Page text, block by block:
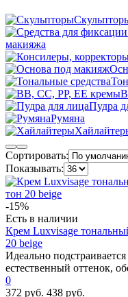
макияжа
Пудра
Румяна
Сортировать:
Показывать:
-15%
Есть в наличии
Крем Luxvisage
20 beige
Идеально
естественный оттенок,
0
372 руб. 438 руб.